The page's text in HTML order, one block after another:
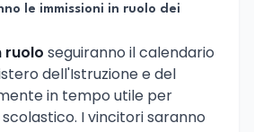
le immissioni in ruolo dei
ruolo seguiranno il calendario
dell'Istruzione e del
in tempo utile per
I vincitori saranno